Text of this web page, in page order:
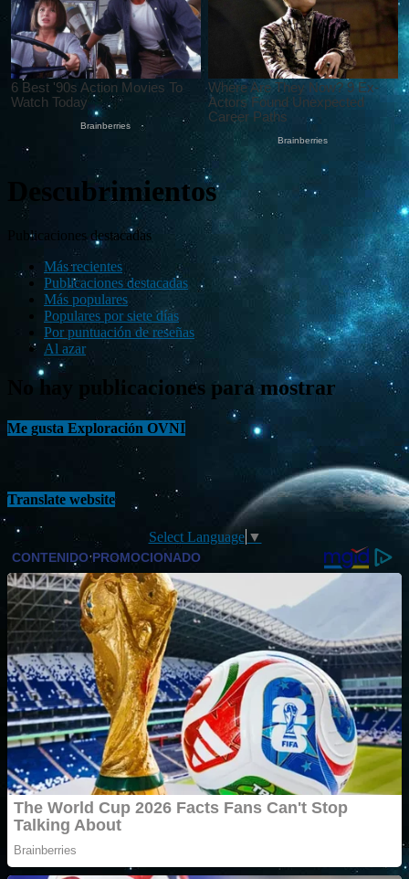
Descubrimientos
Publicaciones destacadas
Más recientes
Publicaciones destacadas
Más populares
Populares por siete días
Por puntuación de reseñas
Al azar
No hay publicaciones para mostrar
Me gusta Exploración OVNI
Translate website
Select Language ▼